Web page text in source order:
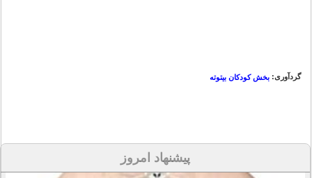
گردآوری: بخش کودکان بیتوته
پیشنهاد امروز